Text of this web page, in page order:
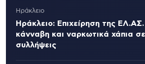
Ηράκλειο
Ηράκλειο: Επιχείρηση της
κάνναβη και ναρκωτικά χάπια
συλλήψεις